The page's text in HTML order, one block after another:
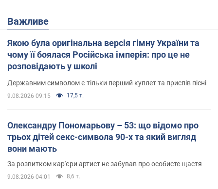
Важливе
Якою була оригінальна версія гімну України та
чому її боялася Російська імперія: про це не
розповідають у школі
Державним символом є тільки перший куплет та приспів пісні
9.08.2026 09:15 17,5 т.
Олександру Пономарьову – 53: що відомо про
трьох дітей секс-символа 90-х та який вигляд
вони мають
За розвитком кар'єри артист не забував про особисте щастя
9.08.2026 04:01 8,6 т.